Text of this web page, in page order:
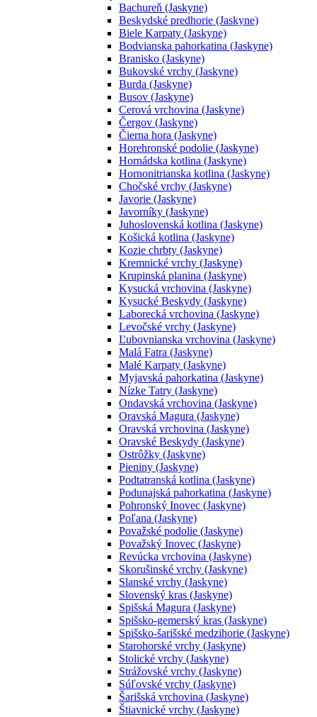
Bachureň (Jaskyne)
Beskydské predhorie (Jaskyne)
Biele Karpaty (Jaskyne)
Bodvianska pahorkatina (Jaskyne)
Branisko (Jaskyne)
Bukovské vrchy (Jaskyne)
Burda (Jaskyne)
Busov (Jaskyne)
Cerová vrchovina (Jaskyne)
Čergov (Jaskyne)
Čierna hora (Jaskyne)
Horehronské podolie (Jaskyne)
Hornádska kotlina (Jaskyne)
Hornonitrianska kotlina (Jaskyne)
Chočské vrchy (Jaskyne)
Javorie (Jaskyne)
Javorníky (Jaskyne)
Juhoslovenská kotlina (Jaskyne)
Košická kotlina (Jaskyne)
Kozie chrbty (Jaskyne)
Kremnické vrchy (Jaskyne)
Krupinská planina (Jaskyne)
Kysucká vrchovina (Jaskyne)
Kysucké Beskydy (Jaskyne)
Laborecká vrchovina (Jaskyne)
Levočské vrchy (Jaskyne)
Ľubovnianska vrchovina (Jaskyne)
Malá Fatra (Jaskyne)
Malé Karpaty (Jaskyne)
Myjavská pahorkatina (Jaskyne)
Nízke Tatry (Jaskyne)
Ondavská vrchovina (Jaskyne)
Oravská Magura (Jaskyne)
Oravská vrchovina (Jaskyne)
Oravské Beskydy (Jaskyne)
Ostrôžky (Jaskyne)
Pieniny (Jaskyne)
Podtatranská kotlina (Jaskyne)
Podunajská pahorkatina (Jaskyne)
Pohronský Inovec (Jaskyne)
Poľana (Jaskyne)
Považské podolie (Jaskyne)
Považský Inovec (Jaskyne)
Revúcka vrchovina (Jaskyne)
Skorušinské vrchy (Jaskyne)
Slanské vrchy (Jaskyne)
Slovenský kras (Jaskyne)
Spišská Magura (Jaskyne)
Spišsko-gemerský kras (Jaskyne)
Spišsko-šarišské medzihorie (Jaskyne)
Starohorské vrchy (Jaskyne)
Stolické vrchy (Jaskyne)
Strážovské vrchy (Jaskyne)
Súľovské vrchy (Jaskyne)
Šarišská vrchovina (Jaskyne)
Štiavnické vrchy (Jaskyne)